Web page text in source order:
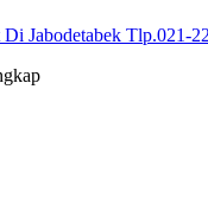
Jabodetabek Tlp.021-